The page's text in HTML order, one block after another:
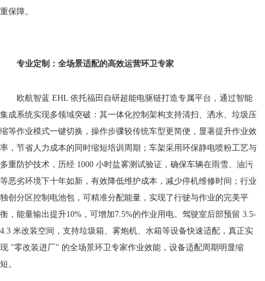
重保障。
专业定制：全场景适配的高效运营环卫专家
欧航智蓝 EHL 依托福田自研超能电驱链打造专属平台，通过智能
集成系统实现多领域突破：其一体化控制架构支持清扫、洒水、垃圾压
缩等作业模式一键切换，操作步骤较传统车型更简便，显著提升作业效
率，节省人力成本的同时缩短培训周期；车架采用环保静电喷粉工艺与
多重防护技术，历经 1000 小时盐雾测试验证，确保车辆在雨雪、油污
等恶劣环境下十年如新，有效降低维护成本，减少停机维修时间；行业
独创分区控制电池包，可精准分配能量，实现了行驶与作业的完美平
衡，能量输出提升10%，可增加7.5%的作业用电。驾驶室后部预留 3.5-
4.3 米改装空间，支持垃圾箱、雾炮机、水箱等设备快速适配，真正实
现 "零改装进厂" 的全场景环卫专家作业效能，设备适配周期明显缩
短。